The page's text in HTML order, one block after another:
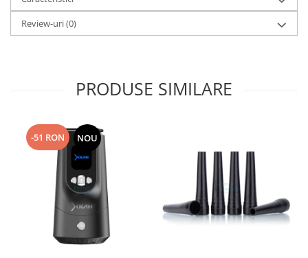
Review-uri(0)
PRODUSE SIMILARE
-51 RON NOU